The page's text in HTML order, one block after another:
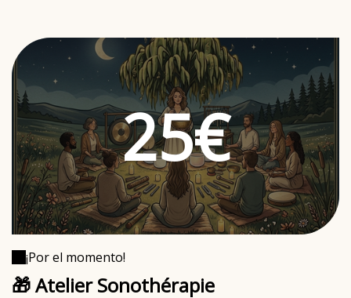
25€
¡Por el momento!
🎁 Atelier Sonothérapie